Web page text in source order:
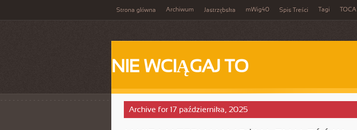
Strona główna Archiwum Jastrzębska mWig40 Spis Treści Tagi TOCA
NIE WCIĄGAJ TO
Archive for 17 października, 2025